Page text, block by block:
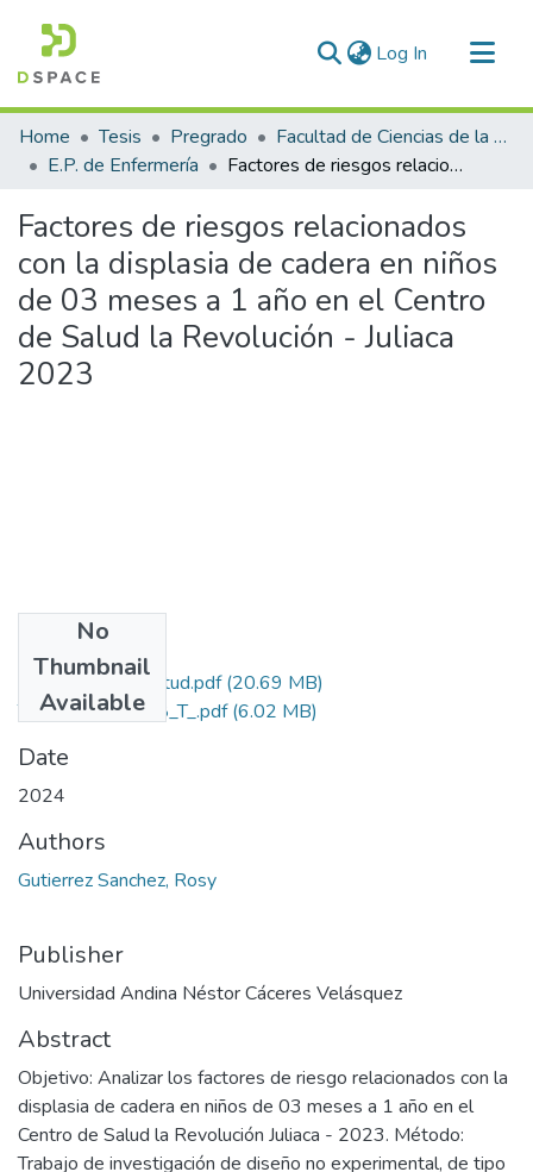
Log In (current)
Communities & Collections
All of DSpace
Home Tesis Pregrado
Facultad de Ciencias de la Salud
E.P. de Enfermería
Factores de riesgos relacionados con la displasia de cadera en niños de 03 meses a 1 año en el Centro de Salud la Revolución - Juliaca 2023
Factores de riesgos relacionados
con la displasia de cadera en niños
de 03 meses a 1 año en el Centro
de Salud la Revolución - Juliaca
2023
No
Thumbnail
Available
Grado de Similitud.pdf(20.69 MB)
T036_71581978_T_.pdf(6.02 MB)
Date
2024
Authors
Gutierrez Sanchez, Rosy
Publisher
Universidad Andina Néstor Cáceres Velásquez
Abstract
Objetivo: Analizar los factores de riesgo relacionados con la
displasia de cadera en niños de 03 meses a 1 año en el
Centro de Salud la Revolución Juliaca - 2023. Método:
Trabajo de investigación de diseño no experimental, de tipo